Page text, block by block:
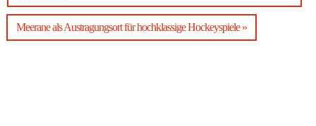
Meerane als Austragungsort für hochklassige Hockeyspiele »